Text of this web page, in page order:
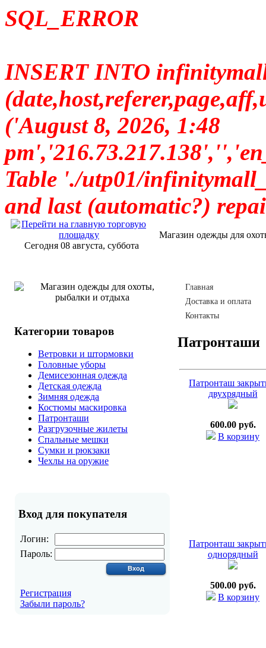
SQL_ERROR
INSERT INTO
('August 8, 2026, 1:48
Table './utp01/
and last (automatic?)
Сегодня 08 августа, суббота
Магазин одежды для
Категории товаров
Ветровки и штормовки
Головные уборы
Демисезонная одежда
Детская одежда
Зимняя одежда
Костюмы маскировка
Патронташи
Разгрузочные жилеты
Спальные мешки
Сумки и рюкзаки
Чехлы на оружие
Вход для покупателя
Логин:
Пароль:
Регистрация
Забыли пароль?
Главная
Доставка и оплата
Контакты
Патронташи
Патронташ
двухрядный
600.00 руб.
В корзину
Патронташ
однорядный
500.00 руб.
В корзину